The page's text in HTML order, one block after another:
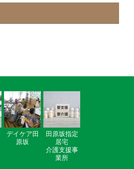
デイケア田
原坂
田原坂指定
居宅
介護支援事
業所